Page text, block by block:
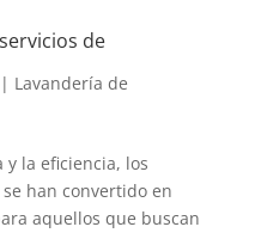
de
Lavandería de
y la eficiencia, los
han convertido en
aquellos que buscan